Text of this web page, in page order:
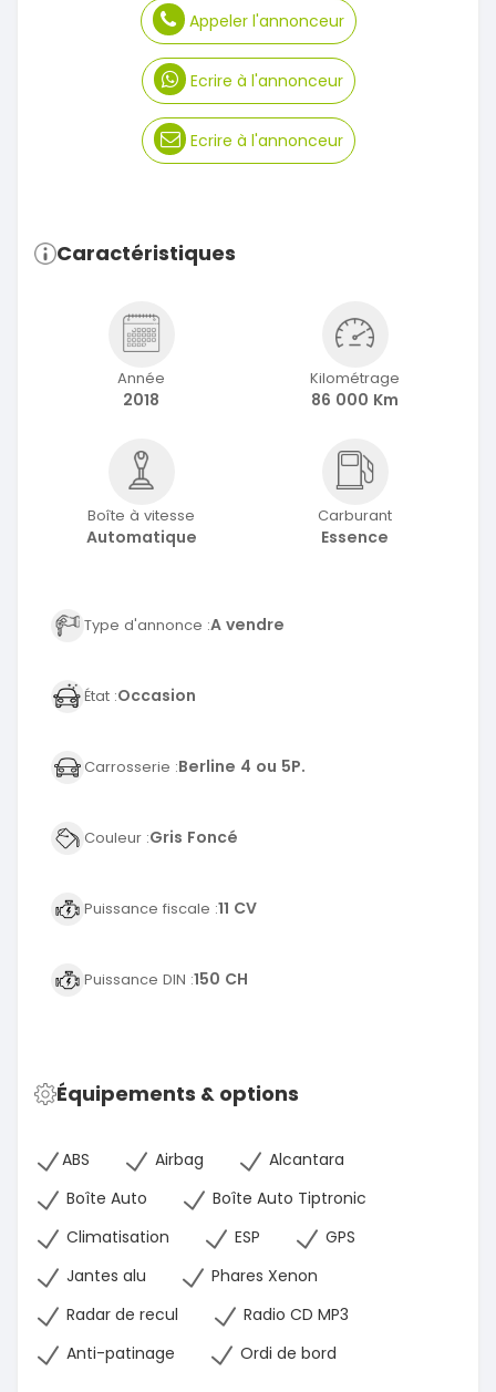
Appeler l'annonceur
Ecrire à l'annonceur
Ecrire à l'annonceur
Caractéristiques
Année
2018
Kilométrage
86 000 Km
Boîte à vitesse
Automatique
Carburant
Essence
Type d'annonce :A vendre
État :Occasion
Carrosserie :Berline 4 ou 5P.
Couleur :Gris Foncé
Puissance fiscale :11 CV
Puissance DIN :150 CH
Équipements & options
ABS Airbag
Alcantara
Boîte Auto
Boîte Auto Tiptronic
Climatisation
ESP
GPS
Jantes alu
Phares Xenon
Radar de recul
Radio CD MP3
Anti-patinage
Ordi de bord